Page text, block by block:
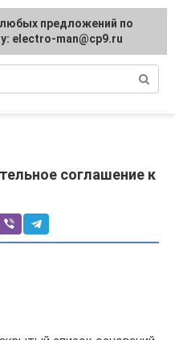
отчётность
соглашение к
предложений по
electro-man@cp9.ru